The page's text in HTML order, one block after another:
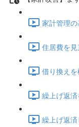
家計管理
住居費を
借り換え
繰上げ返
繰上げ返